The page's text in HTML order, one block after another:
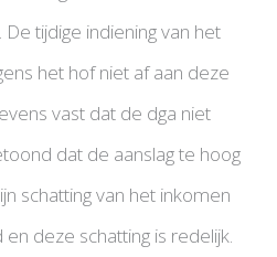
tijdige indiening van het
het hof niet af aan deze
vast dat de dga niet
dat de aanslag te hoog
schatting van het inkomen
deze schatting is redelijk.